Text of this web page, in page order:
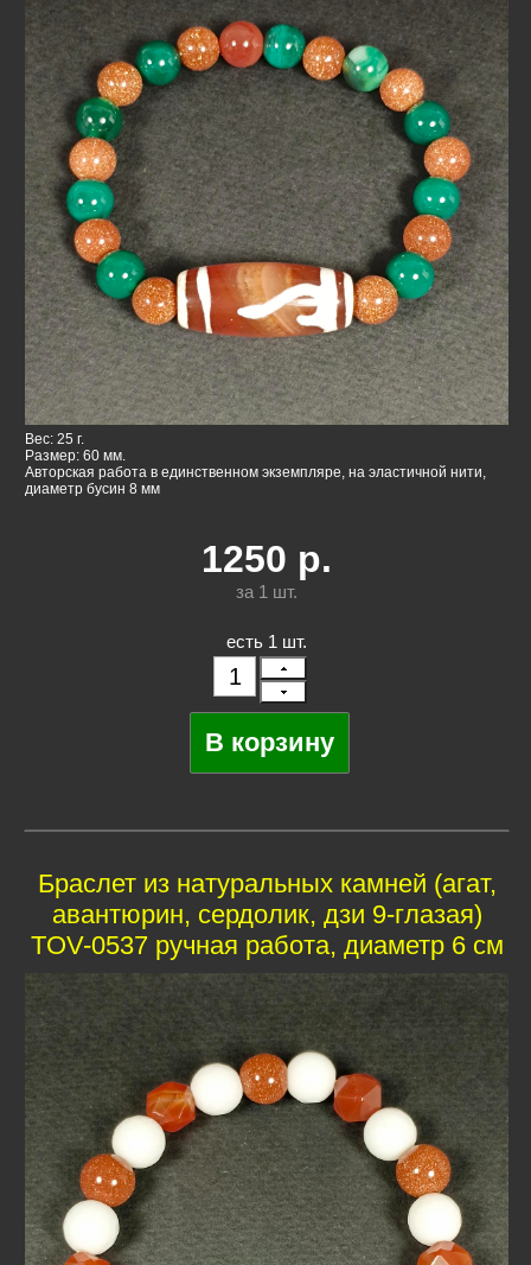
Вес: 25 г.
Размер: 60 мм.
Авторская работа в единственном экземпляре, на эластичной нити,
диаметр бусин 8 мм
1250 р.
за 1 шт.
есть 1 шт.
Браслет из натуральных камней (агат,
авантюрин, сердолик, дзи 9-глазая)
TOV-0537 ручная работа, диаметр 6 см